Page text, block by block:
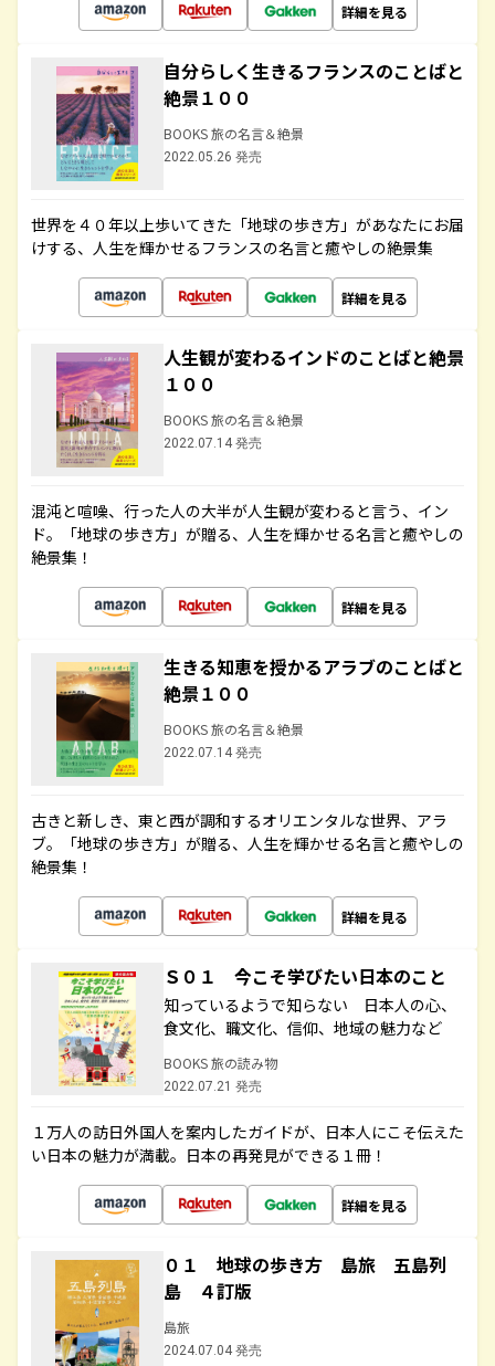
詳細を見る
自分らしく生きるフランスのことばと
絶景１００
BOOKS 旅の名言＆絶景
2022.05.26 発売
世界を４０年以上歩いてきた「地球の歩き方」があなたにお届
けする、人生を輝かせるフランスの名言と癒やしの絶景集
詳細を見る
人生観が変わるインドのことばと絶景
１００
BOOKS 旅の名言＆絶景
2022.07.14 発売
混沌と喧噪、行った人の大半が人生観が変わると言う、イン
ド。「地球の歩き方」が贈る、人生を輝かせる名言と癒やしの
絶景集！
詳細を見る
生きる知恵を授かるアラブのことばと
絶景１００
BOOKS 旅の名言＆絶景
2022.07.14 発売
古きと新しき、東と西が調和するオリエンタルな世界、アラ
ブ。「地球の歩き方」が贈る、人生を輝かせる名言と癒やしの
絶景集！
詳細を見る
Ｓ０１ 今こそ学びたい日本のこと
知っているようで知らない 日本人の心、
食文化、職文化、信仰、地域の魅力など
BOOKS 旅の読み物
2022.07.21 発売
１万人の訪日外国人を案内したガイドが、日本人にこそ伝えた
い日本の魅力が満載。日本の再発見ができる１冊！
詳細を見る
０１ 地球の歩き方 島旅 五島列
島 ４訂版
島旅
2024.07.04 発売